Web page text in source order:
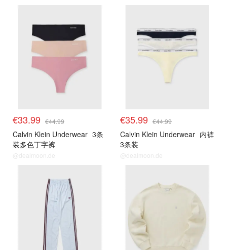
€33.99 €44.99
Calvin Klein Underwear 3条
装多色丁字裤
@dealmoon.de
€35.99 €44.99
Calvin Klein Underwear 内裤
3条装
@dealmoon.de